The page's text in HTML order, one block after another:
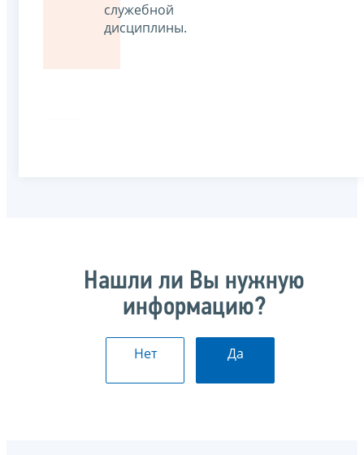
служебной
дисциплины.
Нашли ли Вы нужную
информацию?
Нет Да